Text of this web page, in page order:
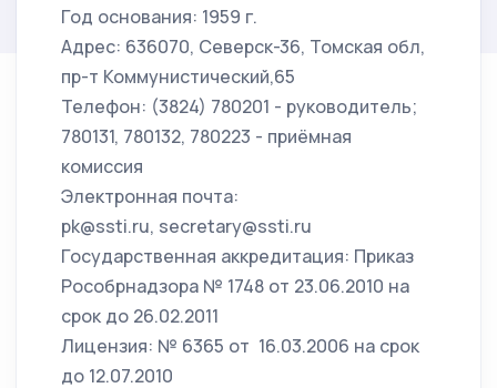
Год основания: 1959 г.
Адрес: 636070, Северск-36, Томская обл,
пр-т Коммунистический,65
Телефон: (3824) 780201 - руководитель;
780131, 780132, 780223 - приёмная
комиссия
Электронная почта:
pk@ssti.ru, secretary@ssti.ru
Государственная аккредитация: Приказ
Рособрнадзора № 1748 от 23.06.2010 на
срок до 26.02.2011
Лицензия: № 6365 от 16.03.2006 на срок
до 12.07.2010